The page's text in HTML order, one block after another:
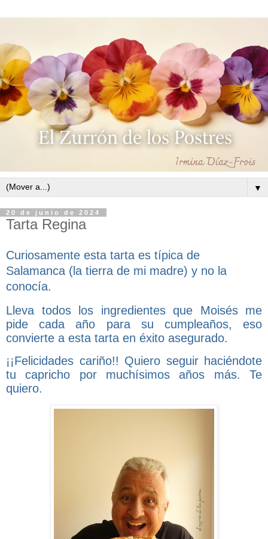
▼
20 de junio de 2024
Tarta Regina
Curiosamente esta tarta es típica de
Salamanca (la tierra de mi madre) y no la
conocía.
Lleva todos los ingredientes que Moisés me
pide cada año para su cumpleaños, eso
convierte a esta tarta en éxito asegurado.
¡¡Felicidades cariño!! Quiero seguir haciéndote
tu capricho por muchísimos años más. Te
quiero.